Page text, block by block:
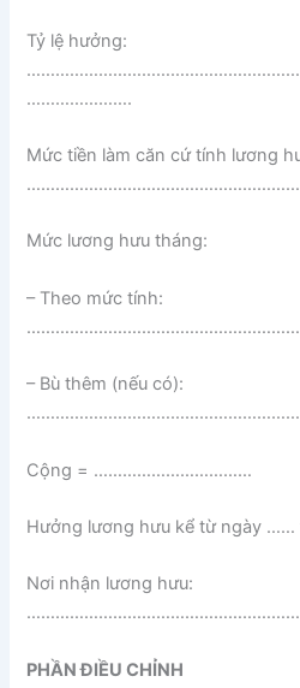
Tỷ lệ hưởng:
………………….
Mức tiền làm căn cứ tính lương
Mức lương hưu tháng:
– Theo mức tính:
– Bù thêm (nếu có):
Cộng = ……………………………
Hưởng lương hưu kể từ ngày
Nơi nhận lương hưu:
PHẦN ĐIỀU CHỈNH